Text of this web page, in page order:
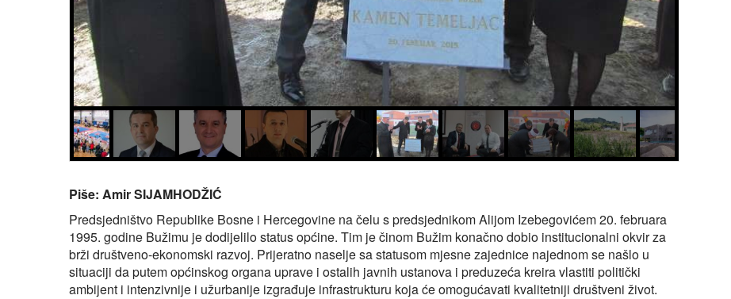
Piše: Amir SIJAMHODŽIĆ
Predsjedništvo Republike Bosne i Hercegovine na čelu s predsjednikom Alijom Izebegovićem 20. februara
1995. godine Bužimu je dodijelilo status općine. Tim je činom Bužim konačno dobio institucionalni okvir za
brži društveno-ekonomski razvoj. Prijeratno naselje sa statusom mjesne zajednice najednom se našlo u
situaciji da putem općinskog organa uprave i ostalih javnih ustanova i preduzeća kreira vlastiti politički
ambijent i intenzivnije i užurbanije izgrađuje infrastrukturu koja će omogućavati kvalitetniji društveni život.